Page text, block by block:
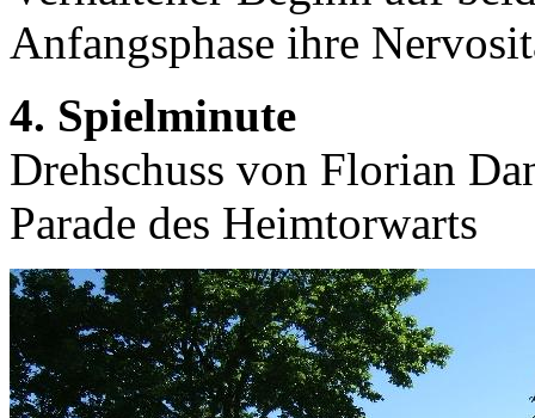
Anfangsphase ihre
4. Spielminute
Drehschuss von Florian
Parade des Heimtorwarts